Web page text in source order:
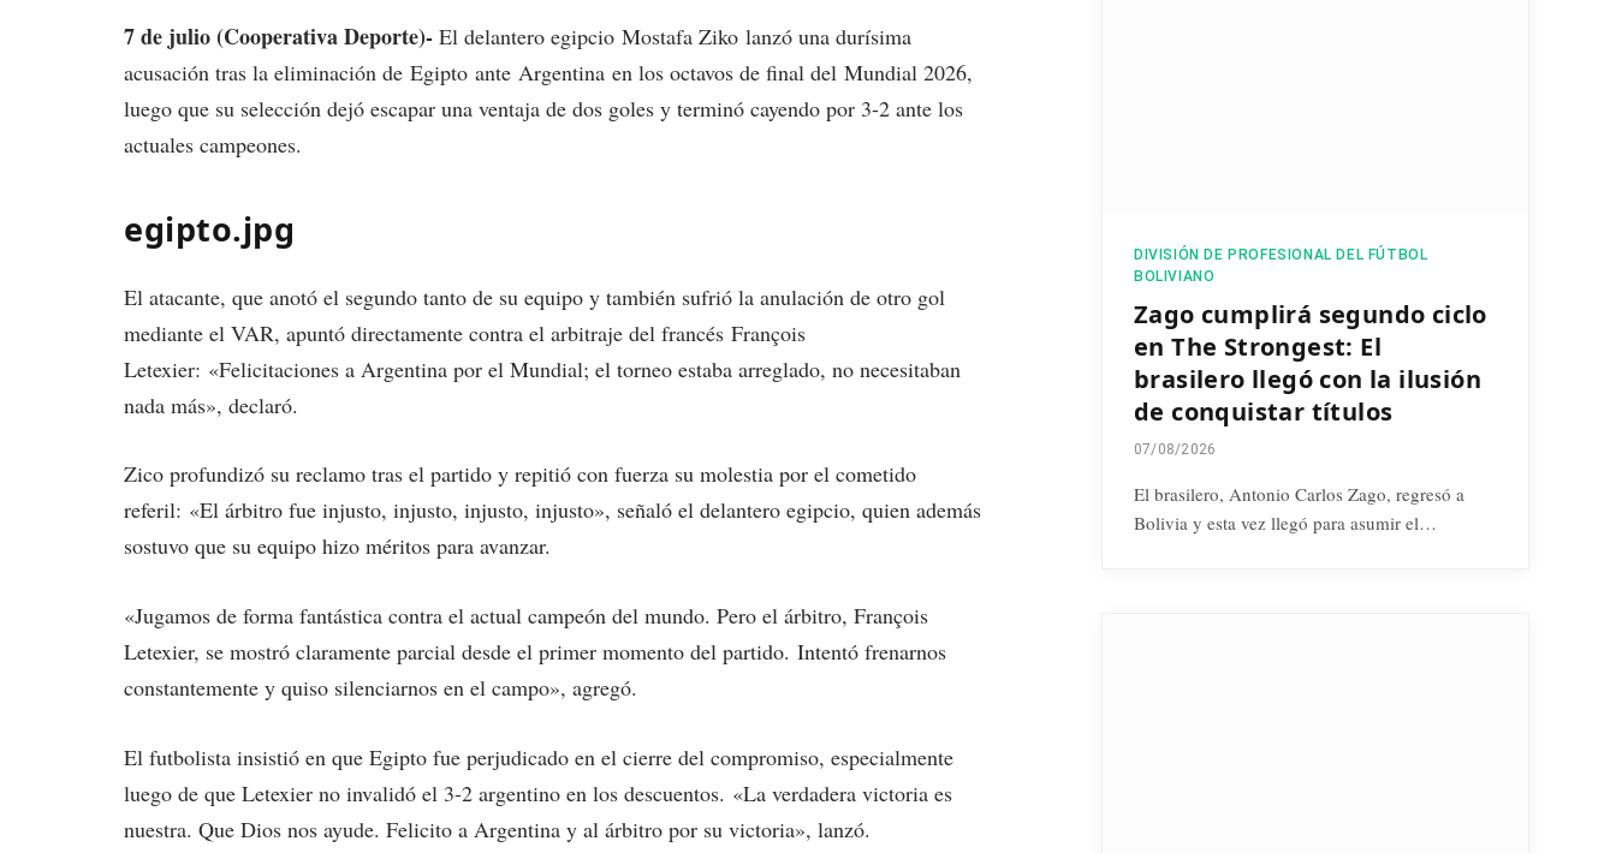
7 de julio (Cooperativa Deporte)- El delantero egipcio Mostafa Ziko lanzó una durísima
acusación tras la eliminación de Egipto ante Argentina en los octavos de final del Mundial 2026,
luego que su selección dejó escapar una ventaja de dos goles y terminó cayendo por 3-2 ante los
actuales campeones.
egipto.jpg
El atacante, que anotó el segundo tanto de su equipo y también sufrió la anulación de otro gol
mediante el VAR, apuntó directamente contra el arbitraje del francés François
Letexier: «Felicitaciones a Argentina por el Mundial; el torneo estaba arreglado, no necesitaban
nada más», declaró.
Zico profundizó su reclamo tras el partido y repitió con fuerza su molestia por el cometido
referil: «El árbitro fue injusto, injusto, injusto, injusto», señaló el delantero egipcio, quien además
sostuvo que su equipo hizo méritos para avanzar.
«Jugamos de forma fantástica contra el actual campeón del mundo. Pero el árbitro, François
Letexier, se mostró claramente parcial desde el primer momento del partido. Intentó frenarnos
constantemente y quiso silenciarnos en el campo», agregó.
El futbolista insistió en que Egipto fue perjudicado en el cierre del compromiso, especialmente
luego de que Letexier no invalidó el 3-2 argentino en los descuentos. «La verdadera victoria es
nuestra. Que Dios nos ayude. Felicito a Argentina y al árbitro por su victoria», lanzó.
DIVISIÓN DE PROFESIONAL DEL FÚTBOL
BOLIVIANO
Zago cumplirá segundo ciclo
en The Strongest: El
brasilero llegó con la ilusión
de conquistar títulos
07/08/2026
El brasilero, Antonio Carlos Zago, regresó a
Bolivia y esta vez llegó para asumir el…